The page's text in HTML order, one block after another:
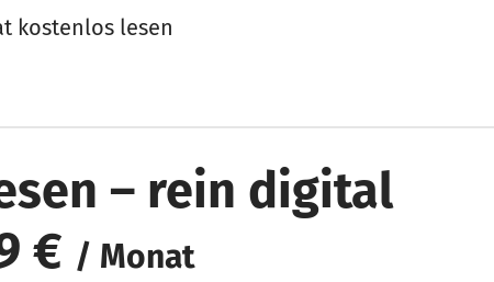
kostenlos lesen
– rein digital
€ / Monat